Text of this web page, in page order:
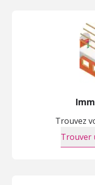
Trouvez
Trouver